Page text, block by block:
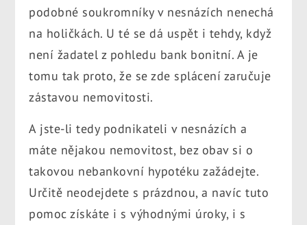
podobné soukromníky v nesnázích nenechá
na holičkách. U té se dá uspět i tehdy, když
není žadatel z pohledu bank bonitní. A je
tomu tak proto, že se zde splácení zaručuje
zástavou nemovitosti.
A jste-li tedy podnikateli v nesnázích a
máte nějakou nemovitost, bez obav si o
takovou nebankovní hypotéku zažádejte.
Určitě neodejdete s prázdnou, a navíc tuto
pomoc získáte i s výhodnými úroky, i s